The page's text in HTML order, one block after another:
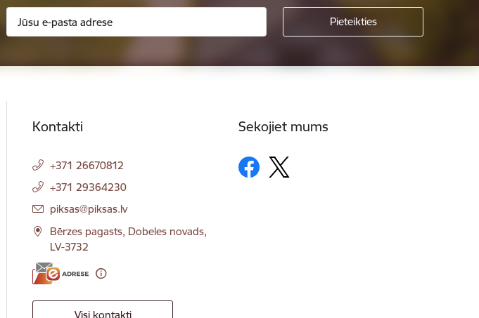
Kontakti
+371 26670812
+371 29364230
E-pasts:
piksas@piksas.lv
Bērzes pagasts, Dobeles novads,
LV-3732
Visi kontakti
Sekojiet mums